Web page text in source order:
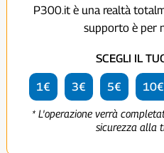
P300.it è una realtà
supporto è per
SCEGLI IL
1€ 3€ 5€ 10€
* L'operazione verrà
sicurezza alla